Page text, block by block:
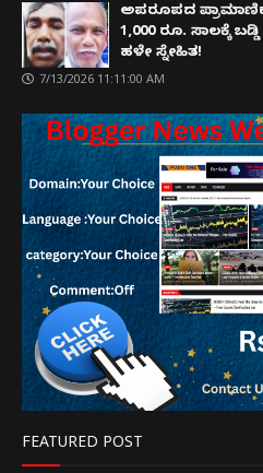
ಅಪರೂಪದ
1,000 ರೂ. ಸಾಲಕ್ಕೆ
ಹಳೇ ಸ್ನೇಹಿತ!
7/13/2026 11:11:00 AM
FEATURED POST